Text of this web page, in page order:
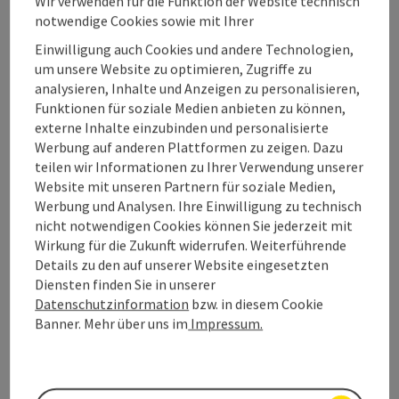
Tiefgraben am Mondsee
Kinder Töpferkurs mit Manuela
Eppenschwandtner
Du möchtest etwas mit Deinen eigenen Händen erschaffen
und Dich kreativ entfalten?
: 10.08.2026 bis 26.08.2026
notwendige Cookies sowie mit Ihrer
Einwilligung auch Cookies und andere Technologien,
um unsere Website zu optimieren, Zugriffe zu
analysieren, Inhalte und Anzeigen zu personalisieren,
Funktionen für soziale Medien anbieten zu können,
externe Inhalte einzubinden und personalisierte
Werbung auf anderen Plattformen zu zeigen. Dazu
teilen wir Informationen zu Ihrer Verwendung unserer
Website mit unseren Partnern für soziale Medien,
Werbung und Analysen. Ihre Einwilligung zu technisch
nicht notwendigen Cookies können Sie jederzeit mit
Wirkung für die Zukunft widerrufen. Weiterführende
Details zu den auf unserer Website eingesetzten
Diensten finden Sie in unserer
Datenschutzinformation bzw. in diesem Cookie
Banner. Mehr über uns im Impressum.